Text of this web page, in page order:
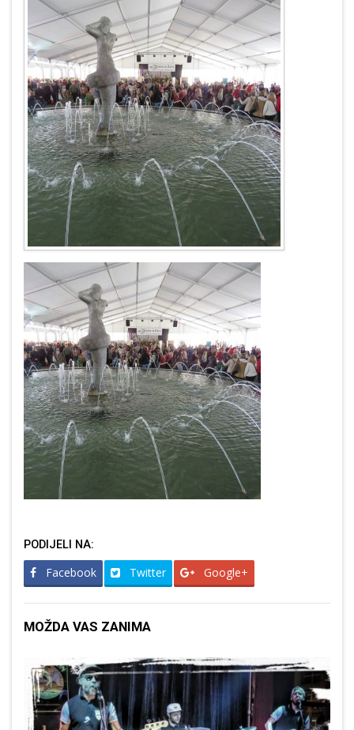
PODIJELI NA:
Facebook Twitter Google+
MOŽDA VAS ZANIMA